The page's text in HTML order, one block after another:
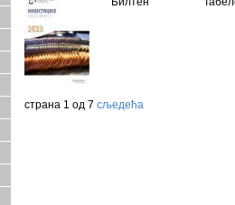
страна 1 од 7 сљедећа